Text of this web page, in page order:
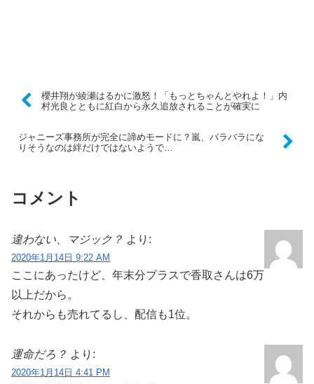
櫻井翔が綾瀬はるかに激怒！「もっとちゃんとやれよ！」内
村光良とともに紅白から永久追放されることが確実に
ジャニーズ事務所が完全に諦めモードに？嵐、バラバラにな
りそうなのは絆だけではないようで…
コメント
違わない、マジック？ より:
2020年1月14日 9:22 AM
ここにあったけど、年末分プラスで香取さんは6万
以上だから。
それからも売れてるし、配信も1位。
運命だろ？ より:
2020年1月14日 4:41 PM